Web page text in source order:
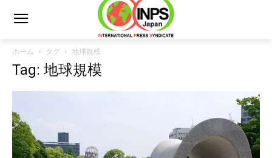
ホーム タグ 地球規模
Tag: 地球規模